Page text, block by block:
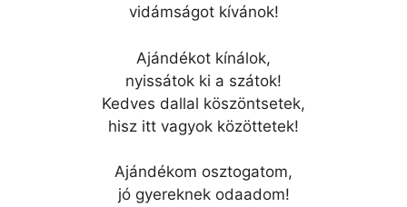
vidámságot kívánok!
Ajándékot kínálok,
nyissátok ki a szátok!
Kedves dallal köszöntsetek,
hisz itt vagyok közöttetek!
Ajándékom osztogatom,
jó gyereknek odaadom!